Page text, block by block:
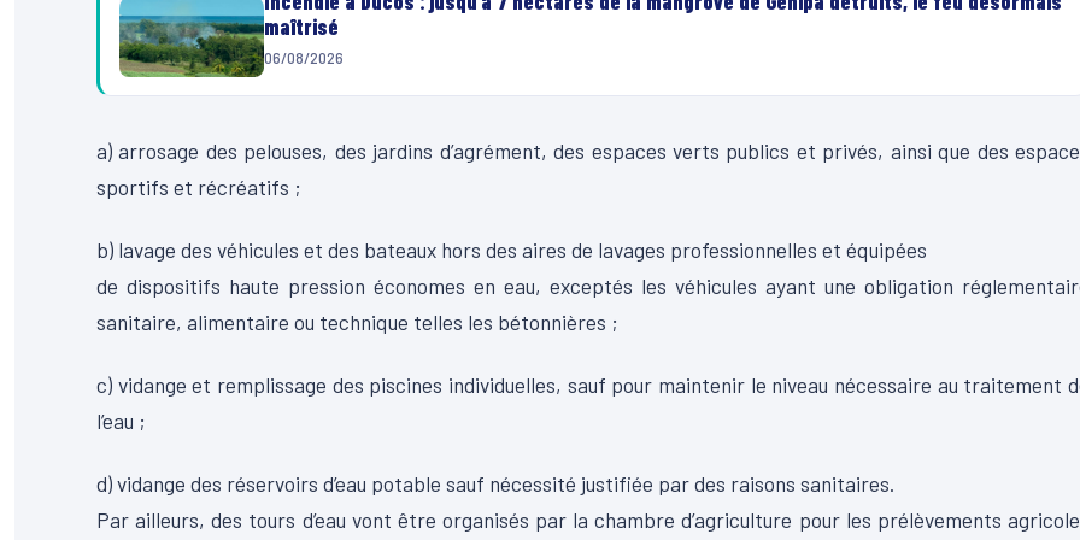
maîtrisé
06/08/2026
a) arrosage des pelouses, des jardins d’agrément, des espaces verts publics et privés, ainsi que des
sportifs et récréatifs ;
b) lavage des véhicules et des bateaux hors des aires de lavages professionnelles et équipées
de dispositifs haute pression économes en eau, exceptés les véhicules ayant une obligation
sanitaire, alimentaire ou technique telles les bétonnières ;
c) vidange et remplissage des piscines individuelles, sauf pour maintenir le niveau nécessaire au traitement
l’eau ;
d) vidange des réservoirs d’eau potable sauf nécessité justifiée par des raisons sanitaires.
Par ailleurs, des tours d’eau vont être organisés par la chambre d’agriculture pour les prélèvements